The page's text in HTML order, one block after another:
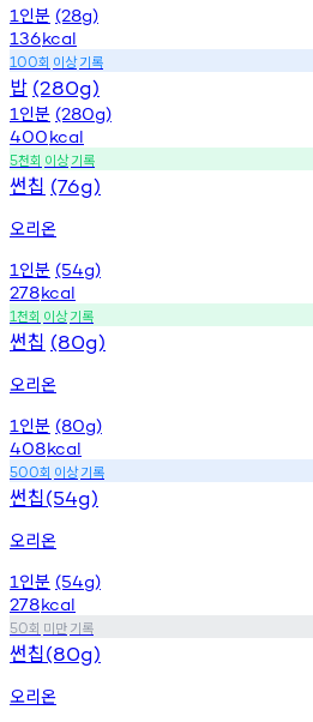
1 인분 (28g)
136kcal
100회 이상기록
밥 (280g)
1 인분 (280g)
400kcal
5천회 이상기록
썬칩 (76g)
오리온
1 인분 (54g)
278kcal
1천회 이상기록
썬칩 (80g)
오리온
1 인분 (80g)
408kcal
500회 이상기록
썬칩(54g)
오리온
1 인분 (54g)
278kcal
50회 미만기록
썬칩(80g)
오리온